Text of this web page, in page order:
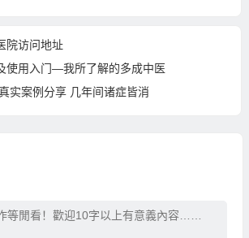
院访问地址
使用入门—我所了解的多成中医
实案例分享 几年间诸症皆消